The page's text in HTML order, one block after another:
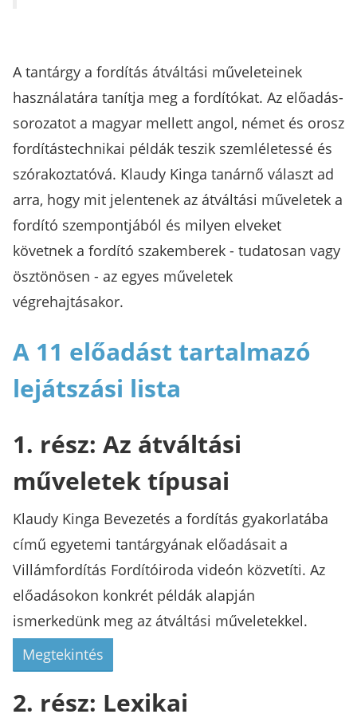
A tantárgy a fordítás átváltási műveleteinek
használatára tanítja meg a fordítókat. Az előadás-
sorozatot a magyar mellett angol, német és orosz
fordítástechnikai példák teszik szemléletessé és
szórakoztatóvá. Klaudy Kinga tanárnő választ ad
arra, hogy mit jelentenek az átváltási műveletek a
fordító szempontjából és milyen elveket
követnek a fordító szakemberek - tudatosan vagy
ösztönösen - az egyes műveletek
végrehajtásakor.
A 11 előadást tartalmazó
lejátszási lista
1. rész: Az átváltási
műveletek típusai
Klaudy Kinga Bevezetés a fordítás gyakorlatába
című egyetemi tantárgyának előadásait a
Villámfordítás Fordítóiroda videón közvetíti. Az
előadásokon konkrét példák alapján
ismerkedünk meg az átváltási műveletekkel.
Megtekintés
2. rész: Lexikai